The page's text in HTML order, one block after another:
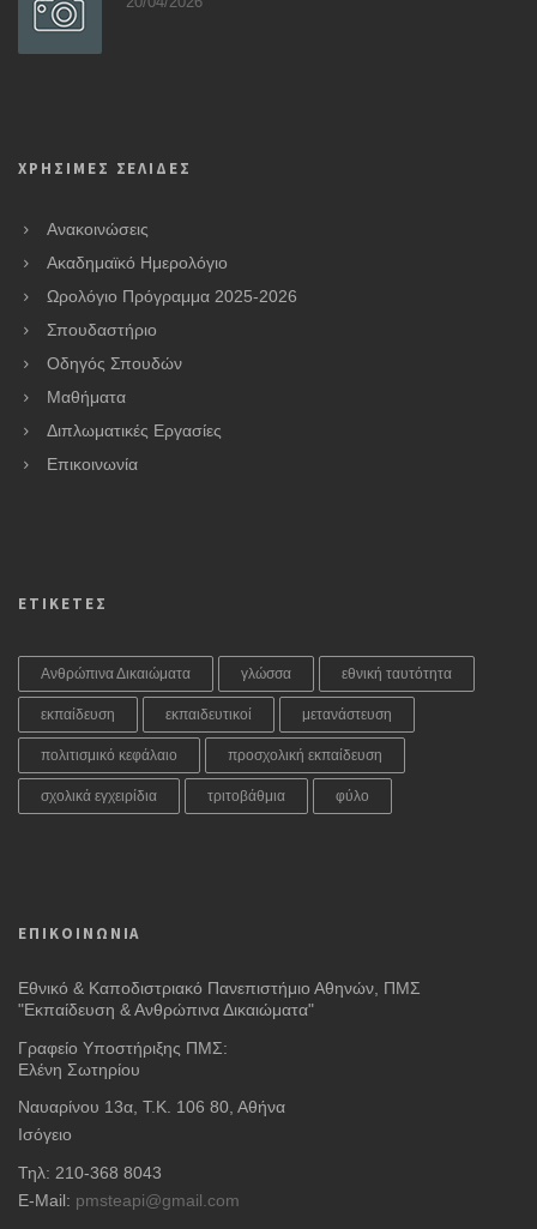
ΧΡΗΣΙΜΕΣ ΣΕΛΙΔΕΣ
Ανακοινώσεις
Ακαδημαϊκό Ημερολόγιο
Ωρολόγιο Πρόγραμμα 2025-2026
Σπουδαστήριο
Οδηγός Σπουδών
Μαθήματα
Διπλωματικές Εργασίες
Επικοινωνία
ΕΤΙΚΕΤΕΣ
Ανθρώπινα Δικαιώματα γλώσσα εθνική ταυτότητα
εκπαίδευση εκπαιδευτικοί μετανάστευση
πολιτισμικό κεφάλαιο προσχολική εκπαίδευση
σχολικά εγχειρίδια τριτοβάθμια φύλο
ΕΠΙΚΟΙΝΩΝΙΑ
Εθνικό & Καποδιστριακό Πανεπιστήμιο Αθηνών, ΠΜΣ
"Εκπαίδευση & Ανθρώπινα Δικαιώματα"
Γραφείο Υποστήριξης ΠΜΣ:
Ελένη Σωτηρίου
Ναυαρίνου 13α, Τ.Κ. 106 80, Αθήνα
Ισόγειο
Τηλ: 210-368 8043
E-Mail: pmsteapi@gmail.com